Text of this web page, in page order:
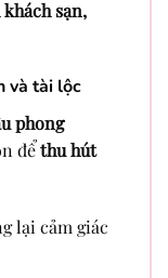
sạn,
và tài lộc
phong
đểthu hút
lại cảm giác